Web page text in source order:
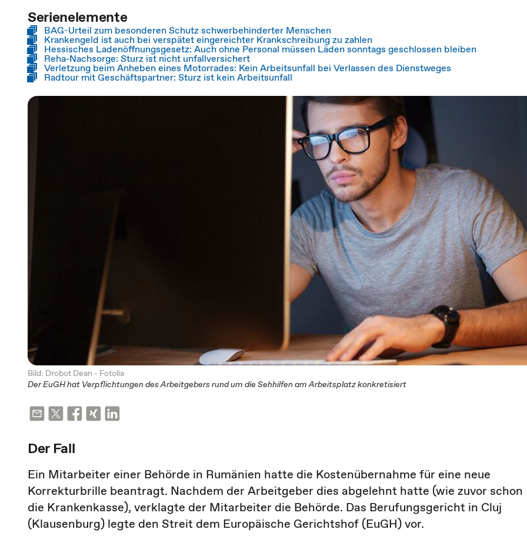
Serienelemente
BAG-Urteil zum besonderen Schutz schwerbehinderter Menschen
Krankengeld ist auch bei verspätet eingereichter Krankschreibung zu zahlen
Hessisches Ladenöffnungsgesetz: Auch ohne Personal müssen Läden sonntags geschlossen bleiben
Reha-Nachsorge: Sturz ist nicht unfallversichert
Verletzung beim Anheben eines Motorrades: Kein Arbeitsunfall bei Verlassen des Dienstweges
Radtour mit Geschäftspartner: Sturz ist kein Arbeitsunfall
Bild: Drobot Dean - Fotolia
Der EuGH hat Verpflichtungen des Arbeitgebers rund um die Sehhilfen am Arbeitsplatz konkretisiert
Der Fall
Ein Mitarbeiter einer Behörde in Rumänien hatte die Kostenübernahme für eine neue
Korrekturbrille beantragt. Nachdem der Arbeitgeber dies abgelehnt hatte (wie zuvor schon
die Krankenkasse), verklagte der Mitarbeiter die Behörde. Das Berufungsgericht in Cluj
(Klausenburg) legte den Streit dem Europäische Gerichtshof (EuGH) vor.